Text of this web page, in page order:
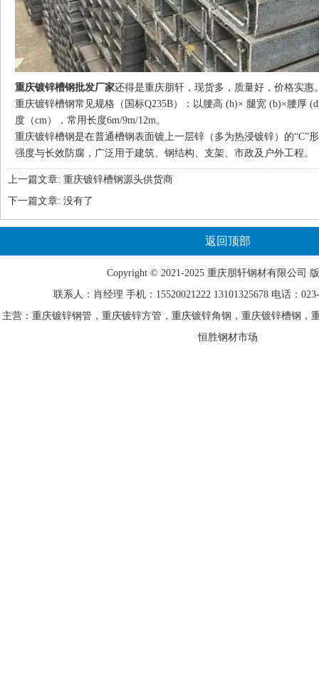
重庆镀锌槽钢批发厂家还得是重庆朋轩，现货多，质量好，价格实惠
重庆镀锌槽钢常见规格（国标Q235B）：以腰高 (h)× 腿宽 (b)×腰厚
度（cm），常用长度6m/9m/12m。
重庆镀锌槽钢是在普通槽钢表面镀上一层锌（多为热浸镀锌）的“C”
强度与长效防腐，广泛用于建筑、钢结构、支架、市政及户外工程。
上一篇文章: 重庆镀锌槽钢源头供货商
下一篇文章: 没有了
返回顶部
Copyright © 2021-2025 重庆朋轩钢材有限公司
联系人：肖经理 手机：15520021222 13101325678 电话：
主营：重庆镀锌钢管，重庆镀锌方管，重庆镀锌角钢，重庆镀锌槽钢，
恒胜钢材市场